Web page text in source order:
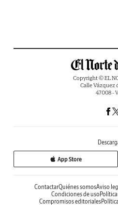
Copyright © EL
Calle Vázquez
47008 -
App Store
ContactarQuiénes somosAviso
Condiciones de uso
Compromisos editoriales